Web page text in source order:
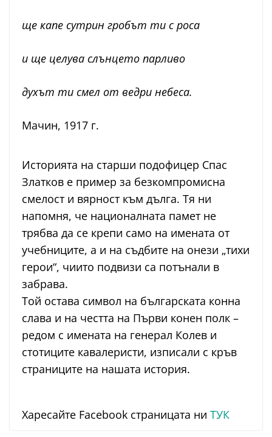
ще капе сутрин гробът ти с роса
и ще целува слънцето парливо
духът ти смел от ведри небеса.
Мачин, 1917 г.
Историята на старши подофицер Спас
Златков е пример за безкомпромисна
смелост и вярност към дълга. Тя ни
напомня, че националната памет не
трябва да се крепи само на имената от
учебниците, а и на съдбите на онези „тихи
герои“, чиито подвизи са потънали в
забрава.
Той остава символ на българската конна
слава и на честта на Първи конен полк –
редом с имената на генерал Колев и
стотиците кавалеристи, изписали с кръв
страниците на нашата история.
Харесайте Facebook страницата ни ТУК